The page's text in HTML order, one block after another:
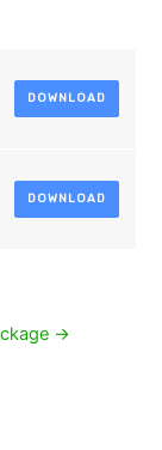
DOWNLOAD
DOWNLOAD
→